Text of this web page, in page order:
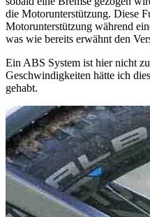
die Motorunterstützung. Diese
Motorunterstützung während
was wie bereits erwähnt den
Ein ABS System ist hier nicht
Geschwindigkeiten hätte ich
gehabt.